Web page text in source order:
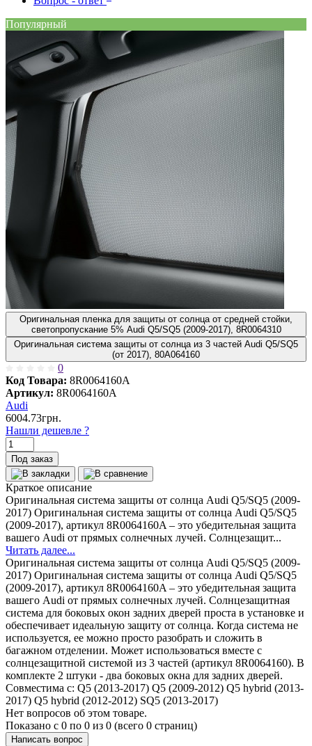
Популярный
Оригинальная пленка для защиты от солнца от средней стойки,
светопропускание 5% Audi Q5/SQ5 (2009-2017), 8R0064310
Оригинальная система защиты от солнца из 3 частей Audi Q5/SQ5
(от 2017), 80A064160
0
Код Товара: 8R0064160A
Артикул: 8R0064160A
Audi
6004.73грн.
Нашли дешевле ?
Под заказ
Краткое описание
Оригинальная система защиты от солнца Audi Q5/SQ5 (2009-
2017) Оригинальная система защиты от солнца Audi Q5/SQ5
(2009-2017), артикул 8R0064160A – это убедительная защита
вашего Audi от прямых солнечных лучей. Солнцезащит...
Читать далее...
Оригинальная система защиты от солнца Audi Q5/SQ5 (2009-
2017) Оригинальная система защиты от солнца Audi Q5/SQ5
(2009-2017), артикул 8R0064160A – это убедительная защита
вашего Audi от прямых солнечных лучей. Солнцезащитная
система для боковых окон задних дверей проста в установке и
обеспечивает идеальную защиту от солнца. Когда система не
используется, ее можно просто разобрать и сложить в
багажном отделении. Может использоваться вместе с
солнцезащитной системой из 3 частей (артикул 8R0064160). В
комплекте 2 штуки - два боковых окна для задних дверей.
Совместима с: Q5 (2013-2017) Q5 (2009-2012) Q5 hybrid (2013-
2017) Q5 hybrid (2012-2012) SQ5 (2013-2017)
Нет вопросов об этом товаре.
Показано с 0 по 0 из 0 (всего 0 страниц)
Написать вопрос